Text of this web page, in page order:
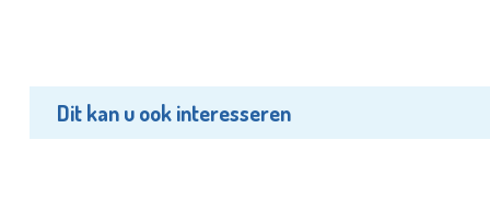
Dit kan u ook interesseren